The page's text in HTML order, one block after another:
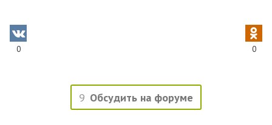
0 0
9 Обсудить на форуме